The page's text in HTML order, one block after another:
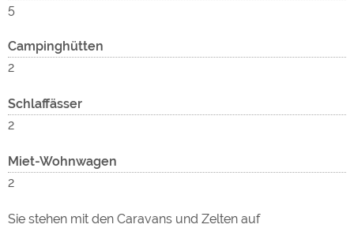
5
Campinghütten
2
Schlaffässer
2
Miet-Wohnwagen
2
Sie stehen mit den Caravans und Zelten auf